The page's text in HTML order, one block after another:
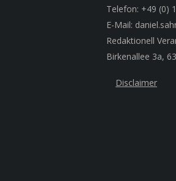
Telefon: +49 (0)
E-Mail:
Redaktionell
Birkenallee 3a,
Disclaimer